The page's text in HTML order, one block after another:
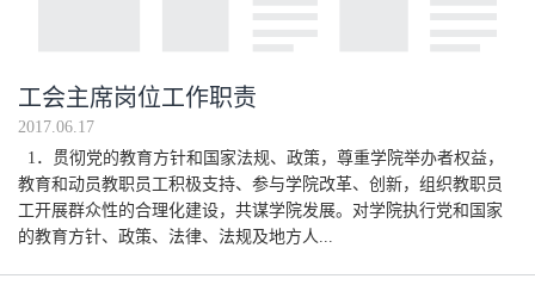
工会主席岗位工作职责
2017.06.17
1．贯彻党的教育方针和国家法规、政策，尊重学院举办者权益，
教育和动员教职员工积极支持、参与学院改革、创新，组织教职员
工开展群众性的合理化建设，共谋学院发展。对学院执行党和国家
的教育方针、政策、法律、法规及地方人...